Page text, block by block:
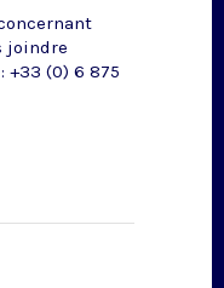
joindre
(0) 6 875